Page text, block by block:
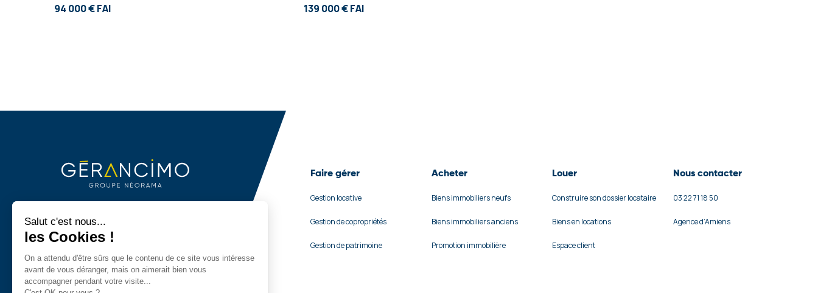
94 000 € FAI 139 000 € FAI
Faire gérer
Gestion locative
Gestion de copropriétés
Gestion de patrimoine
Acheter
Biens immobiliers neufs
Biens immobiliers anciens
Promotion immobilière
Louer
Construire son dossier locataire
Biens en locations
Espace client
Nous contacter
03 22 71 18 50
Agence d’Amiens
Salut c'est nous...
les Cookies !
On a attendu d'être sûrs que le contenu de ce site vous intéresse
avant de vous déranger, mais on aimerait bien vous
accompagner pendant votre visite...